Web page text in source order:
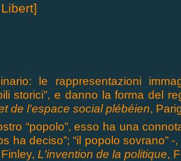
le rappresentazioni
storici”, e danno la forma del
de l'espace social plébéien,
“popolo”, esso ha una
ha deciso”; “il popolo
L'invention de la politique,